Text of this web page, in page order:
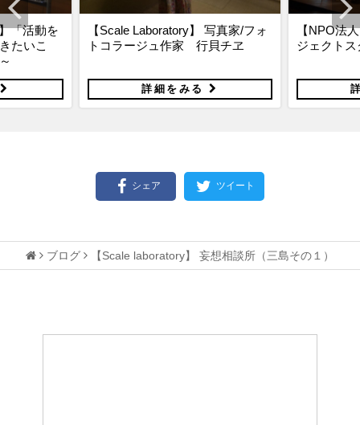
真家/フォ
チヱ
【NPO法人 atamista】アーツプロ
ジェクトスクール＠熱海が熱い！
詳細をみる
【Scale
松崎
シェア ツイート
ブログ 【Scale laboratory】 妄想相談所（三島その１）